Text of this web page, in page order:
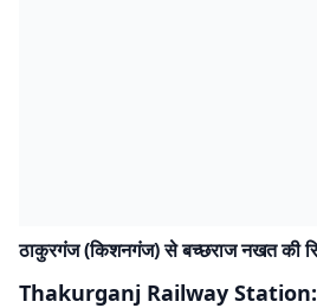
ठाकुरगंज (किशनगंज) से बच्छराज नखत की
Thakurganj Railway Station: